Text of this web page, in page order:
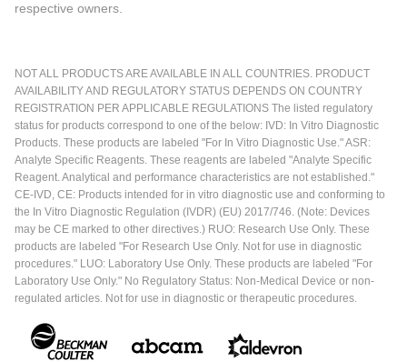
respective owners.
NOT ALL PRODUCTS ARE AVAILABLE IN ALL COUNTRIES. PRODUCT
AVAILABILITY AND REGULATORY STATUS DEPENDS ON COUNTRY
REGISTRATION PER APPLICABLE REGULATIONS The listed regulatory
status for products correspond to one of the below: IVD: In Vitro Diagnostic
Products. These products are labeled "For In Vitro Diagnostic Use." ASR:
Analyte Specific Reagents. These reagents are labeled "Analyte Specific
Reagent. Analytical and performance characteristics are not established."
CE-IVD, CE: Products intended for in vitro diagnostic use and conforming to
the In Vitro Diagnostic Regulation (IVDR) (EU) 2017/746. (Note: Devices
may be CE marked to other directives.) RUO: Research Use Only. These
products are labeled "For Research Use Only. Not for use in diagnostic
procedures." LUO: Laboratory Use Only. These products are labeled "For
Laboratory Use Only." No Regulatory Status: Non-Medical Device or non-
regulated articles. Not for use in diagnostic or therapeutic procedures.